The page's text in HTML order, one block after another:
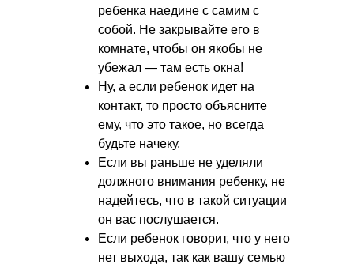
ребенка наедине с самим с
собой. Не закрывайте его в
комнате, чтобы он якобы не
убежал — там есть окна!
Ну, а если ребенок идет на
контакт, то просто объясните
ему, что это такое, но всегда
будьте начеку.
Если вы раньше не уделяли
должного внимания ребенку, не
надейтесь, что в такой ситуации
он вас послушается.
Если ребенок говорит, что у него
нет выхода, так как вашу семью